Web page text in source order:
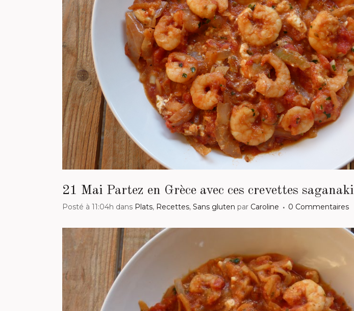
21 Mai Partez en Grèce avec ces crevettes saganaki
Posté à 11:04h dans Plats, Recettes, Sans gluten par Caroline 0 Commentaires